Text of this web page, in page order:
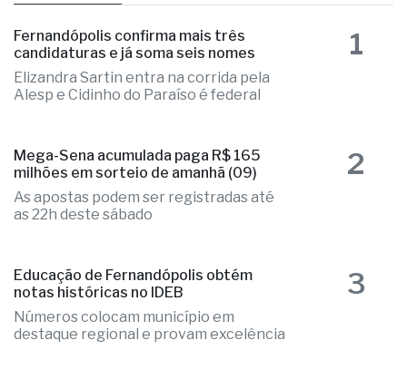
Fernandópolis confirma mais três
candidaturas e já soma seis nomes
Elizandra Sartin entra na corrida pela
Alesp e Cidinho do Paraíso é federal
1
Mega-Sena acumulada paga R$ 165
milhões em sorteio de amanhã (09)
As apostas podem ser registradas até
as 22h deste sábado
2
Educação de Fernandópolis obtém
notas históricas no IDEB
Números colocam município em
destaque regional e provam excelência
3